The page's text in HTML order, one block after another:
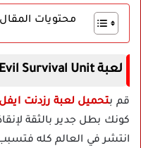
محتويات
لعبة Resident Evil Survival Unit مهكرة
قم بتحميل لعبة رزدنت
كونك بطل جدير بالثقة
انتشر في العالم كله